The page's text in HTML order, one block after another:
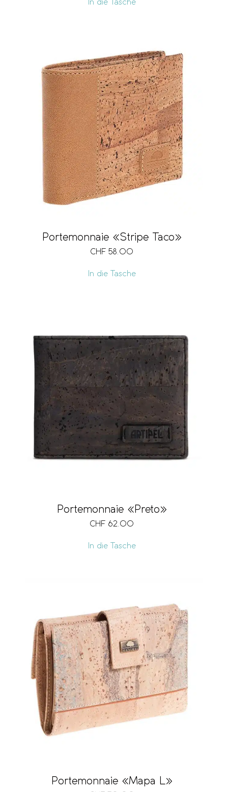
In die Tasche
Portemonnaie «Stripe Taco»
CHF 58.00
In die Tasche
Portemonnaie «Preto»
CHF 62.00
In die Tasche
Portemonnaie «Mapa L»